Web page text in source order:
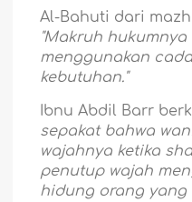
Al-Bahuti dari
"Makruh
menggunakan
kebutuhan."
Ibnu Abdil Barr
sepakat bahwa
wajahnya ketika
penutup wajah
hidung orang